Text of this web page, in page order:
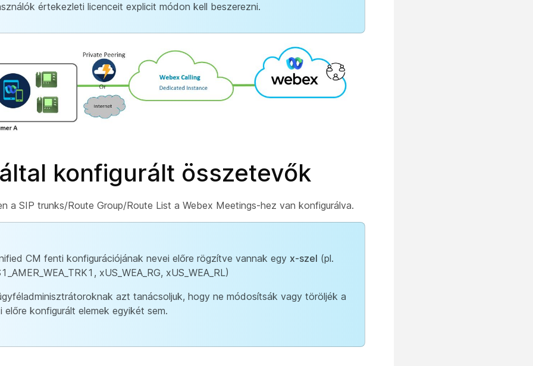
értekezleti licenceit explicit módon kell beszerezni.
konfigurált összetevők
a SIP trunks/Route Group/Route List a Webex Meetings-hez van konfigurálva.
CM fenti konfigurációjának nevei előre rögzítve vannak egy x-szel (pl.
xUS_WEA_RG, xUS_WEA_RL)
azt tanácsoljuk, hogy ne módosítsák vagy töröljék a
előre konfigurált elemek egyikét sem.